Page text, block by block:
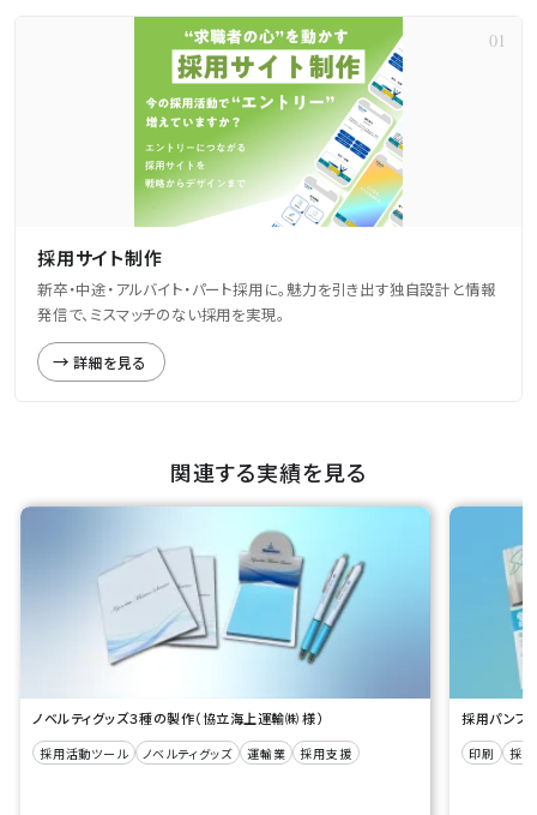
採用サイト制作
新卒・中途・アルバイト・パート採用に。魅力を引き出す独自設計と情報
発信で、ミスマッチのない採用を実現。
詳細を見る
関連する実績を見る
ノベルティグッズ３種の製作（協立海上運輸㈱ 様）
採用活動ツール ノベルティグッズ 運輸業 採用支援
採用パンフ
印刷 採